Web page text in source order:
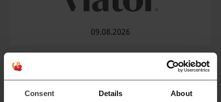
Consent Details About
09.08.2026